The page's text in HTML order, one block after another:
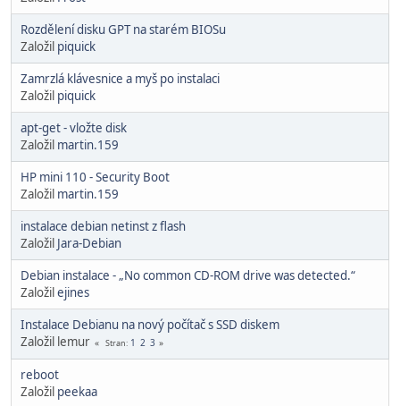
Rozdělení disku GPT na starém BIOSu
Založil piquick
Zamrzlá klávesnice a myš po instalaci
Založil piquick
apt-get - vložte disk
Založil martin.159
HP mini 110 - Security Boot
Založil martin.159
instalace debian netinst z flash
Založil Jara-Debian
Debian instalace - „No common CD-ROM drive was detected.“
Založilejines
Instalace Debianu na nový počítač s SSD diskem
Založil lemur
Stran 1 2 3
reboot
Založil peekaa